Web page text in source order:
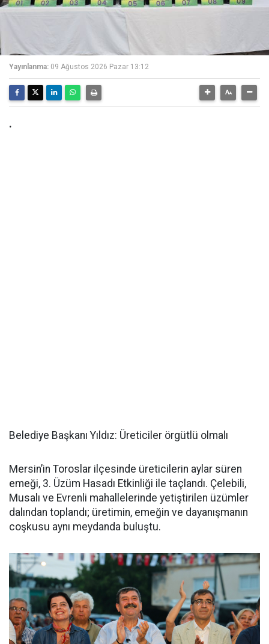
Yayınlanma: 09 Ağustos 2026 Pazar 13:12
.
Belediye Başkanı Yıldız: Üreticiler örgütlü olmalı
Mersin’in Toroslar ilçesinde üreticilerin aylar süren
emeği, 3. Üzüm Hasadı Etkinliği ile taçlandı. Çelebili,
Musalı ve Evrenli mahallelerinde yetiştirilen üzümler
dalından toplandı; üretimin, emeğin ve dayanışmanın
coşkusu aynı meydanda buluştu.